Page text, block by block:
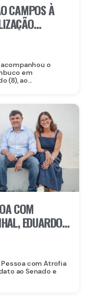
CAMPOS À
o
em
(8), ao...
COM
EDUARDO
6 MILHÕES
Pessoa com Atrofia
ao Senado e